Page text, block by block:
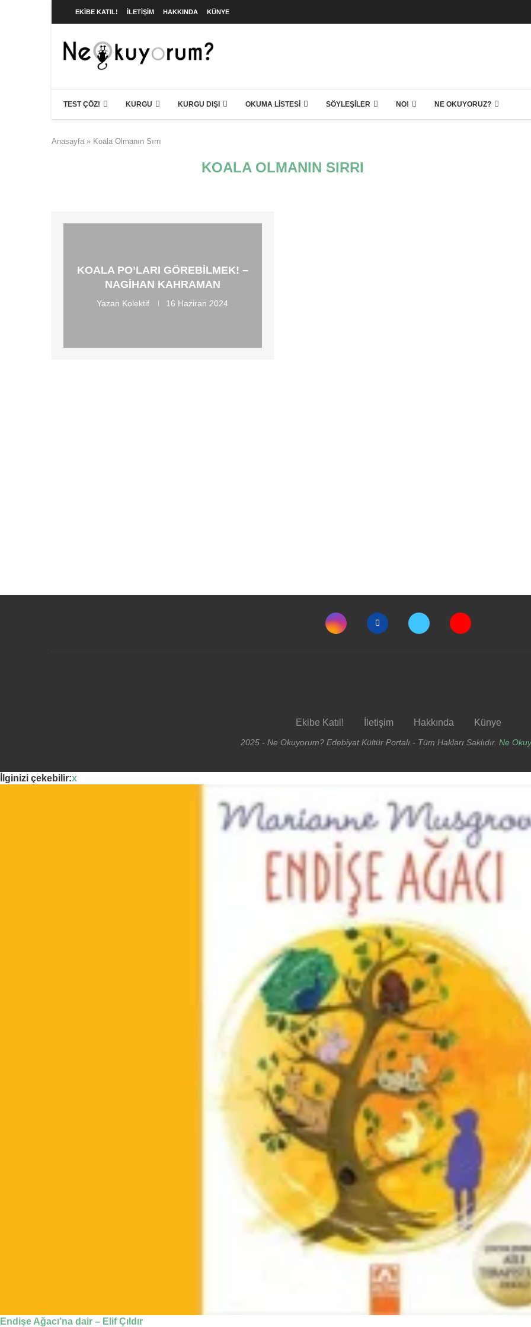
EKIBE KATIL! İLETIŞIM HAKKINDA KÜNYE
TEST ÇÖZ! KURGU KURGU DIŞI OKUMA LISTESI SÖYLEŞILER NO! NE OKUYORUZ?
Anasayfa » Koala Olmanın Sırrı
KOALA OLMANIN SIRRI
KOALA PO’LARI GÖREBILMEK! –
NAGIHAN KAHRAMAN
Yazan Kolektif 16 Haziran 2024
Ekibe Katıl! İletişim Hakkında Künye
2025 - Ne Okuyorum? Edebiyat Kültür Portalı - Tüm Hakları Saklıdır. Ne
İlginizi çekebilir:x
Endişe Ağacı’na dair – Elif Çıldır